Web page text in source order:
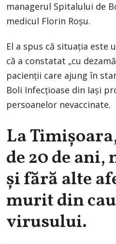
managerul Spitalului de
medicul Florin Roşu.
El a spus că situaţia este
că a constatat „cu
pacienţii care ajung în
Boli Infecţioase din Iaşi
persoanelor nevaccinate.
La
de 20 de ani,
şi fără alte
murit din
virusului.